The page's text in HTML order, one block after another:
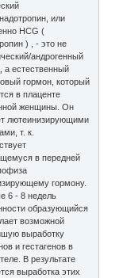
или
HCG (
) , - это не
андрогенный
а естественный
гормон, который
в плаценте
женщины. Он
лютеинизирующими
т. к.
в передней
гормону.
6 - 8 недель
образующийся
возможной
выработку
и гестагенов в
В результате
выработка этих